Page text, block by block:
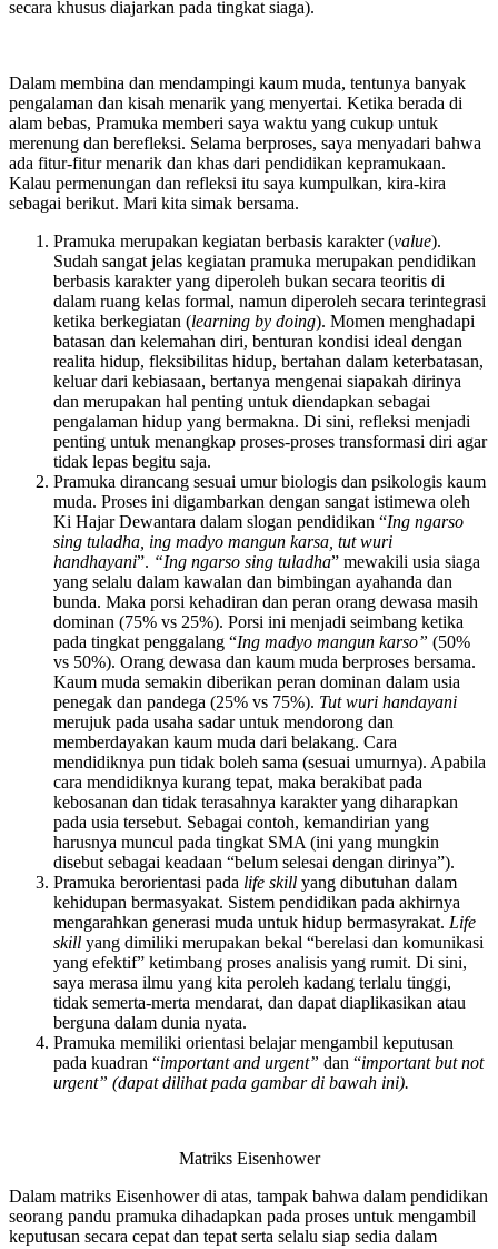
secara khusus diajarkan pada tingkat siaga).
Dalam membina dan mendampingi kaum muda, tentunya banyak
pengalaman dan kisah menarik yang menyertai. Ketika berada di
alam bebas, Pramuka memberi saya waktu yang cukup untuk
merenung dan berefleksi. Selama berproses, saya menyadari bahwa
ada fitur-fitur menarik dan khas dari pendidikan kepramukaan.
Kalau permenungan dan refleksi itu saya kumpulkan, kira-kira
sebagai berikut. Mari kita simak bersama.
Pramuka merupakan kegiatan berbasis karakter (value).
Sudah sangat jelas kegiatan pramuka merupakan pendidikan
berbasis karakter yang diperoleh bukan secara teoritis di
dalam ruang kelas formal, namun diperoleh secara terintegrasi
ketika berkegiatan (learning by doing). Momen menghadapi
batasan dan kelemahan diri, benturan kondisi ideal dengan
realita hidup, fleksibilitas hidup, bertahan dalam keterbatasan,
keluar dari kebiasaan, bertanya mengenai siapakah dirinya
dan merupakan hal penting untuk diendapkan sebagai
pengalaman hidup yang bermakna. Di sini, refleksi menjadi
penting untuk menangkap proses-proses transformasi diri agar
tidak lepas begitu saja.
Pramuka dirancang sesuai umur biologis dan psikologis kaum
muda. Proses ini digambarkan dengan sangat istimewa oleh
Ki Hajar Dewantara dalam slogan pendidikan “Ing ngarso
sing tuladha, ing madyo mangun karsa, tut wuri
handhayani”. “Ing ngarso sing tuladha” mewakili usia siaga
yang selalu dalam kawalan dan bimbingan ayahanda dan
bunda. Maka porsi kehadiran dan peran orang dewasa masih
dominan (75% vs 25%). Porsi ini menjadi seimbang ketika
pada tingkat penggalang “Ing madyo mangun karso” (50%
vs 50%). Orang dewasa dan kaum muda berproses bersama.
Kaum muda semakin diberikan peran dominan dalam usia
penegak dan pandega (25% vs 75%). Tut wuri handayani
merujuk pada usaha sadar untuk mendorong dan
memberdayakan kaum muda dari belakang. Cara
mendidiknya pun tidak boleh sama (sesuai umurnya). Apabila
cara mendidiknya kurang tepat, maka berakibat pada
kebosanan dan tidak terasahnya karakter yang diharapkan
pada usia tersebut. Sebagai contoh, kemandirian yang
harusnya muncul pada tingkat SMA (ini yang mungkin
disebut sebagai keadaan “belum selesai dengan dirinya”).
Pramuka berorientasi pada life skill yang dibutuhan dalam
kehidupan bermasyakat. Sistem pendidikan pada akhirnya
mengarahkan generasi muda untuk hidup bermasyrakat. Life
skill yang dimiliki merupakan bekal “berelasi dan komunikasi
yang efektif” ketimbang proses analisis yang rumit. Di sini,
saya merasa ilmu yang kita peroleh kadang terlalu tinggi,
tidak semerta-merta mendarat, dan dapat diaplikasikan atau
berguna dalam dunia nyata.
Pramuka memiliki orientasi belajar mengambil keputusan
pada kuadran “important and urgent” dan “important but not
urgent” (dapat dilihat pada gambar di bawah ini).
Matriks Eisenhower
Dalam matriks Eisenhower di atas, tampak bahwa dalam pendidikan
seorang pandu pramuka dihadapkan pada proses untuk mengambil
keputusan secara cepat dan tepat serta selalu siap sedia dalam